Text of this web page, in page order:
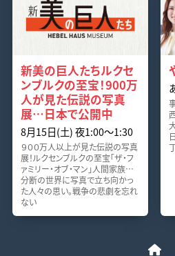
新美の巨人たちルクセ
ンブルクの至宝！900万
人が見た伝説の写真
展…日本で公開中
8月15日(土) 夜1:00〜1:30
９００万人以上が見た伝説の写真
展！ルクセンブルクの至宝「ザ・フ
ァミリー・オブ・マン」人間家族…
分断の世界に写真で立ち向かっ
た人々の思い。戦争の悲劇を忘れ
ない